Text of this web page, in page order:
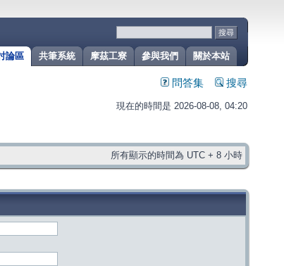
關於本站
參與我們
摩茲工寮
共筆系統
論區
問答集 搜尋
現在的時間是 2026-08-08, 04:20
所有顯示的時間為 UTC + 8 小時